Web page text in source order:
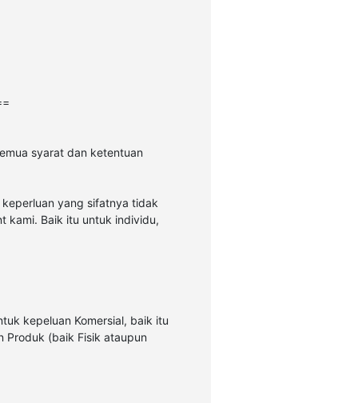
syarat dan ketentuan
yang sifatnya tidak
kami. Baik itu untuk individu,
kepeluan Komersial, baik itu
Produk (baik Fisik ataupun